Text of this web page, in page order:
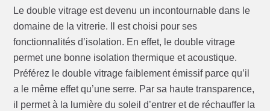
Le double vitrage est devenu un incontournable dans le
domaine de la vitrerie. Il est choisi pour ses
fonctionnalités d’isolation. En effet, le double vitrage
permet une bonne isolation thermique et acoustique.
Préférez le double vitrage faiblement émissif parce qu’il
a le même effet qu’une serre. Par sa haute transparence,
il permet à la lumière du soleil d’entrer et de réchauffer la